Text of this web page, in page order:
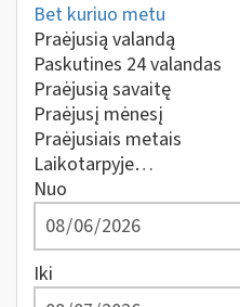
Bet kuriuo metu
Praėjusią valandą
Paskutines 24 valandas
Praėjusią savaitę
Praėjusį mėnesį
Praėjusiais metais
Laikotarpyje…
Nuo
Iki